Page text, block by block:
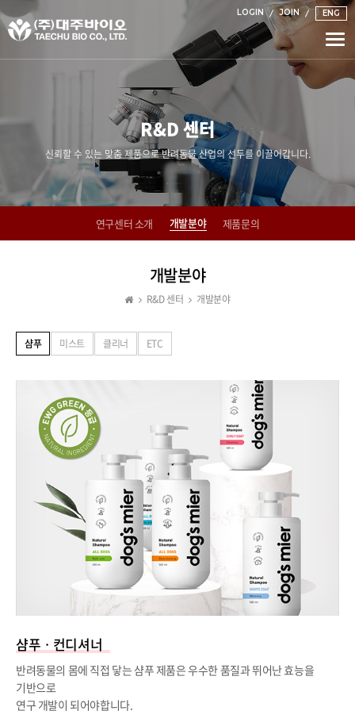
LOGIN JOIN ENG
R&D 센터
신뢰할 수 있는 맞춤 제품으로 반려동물 산업의 선두를 이끌어갑니다.
연구센터 소개 개발분야 제품문의
개발분야
R&D 센터 개발분야
샴푸 미스트 클리너 ETC
샴푸ㆍ컨디셔너
반려동물의 몸에 직접 닿는 샴푸 제품은 우수한 품질과 뛰어난 효능을
기반으로
연구 개발이 되어야합니다.